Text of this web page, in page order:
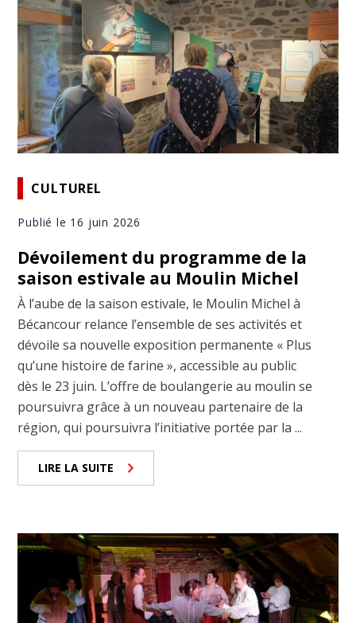
CULTUREL
Publié le 16 juin 2026
Dévoilement du programme de la
saison estivale au Moulin Michel
À l’aube de la saison estivale, le Moulin Michel à
Bécancour relance l’ensemble de ses activités et
dévoile sa nouvelle exposition permanente « Plus
qu’une histoire de farine », accessible au public
dès le 23 juin. L’offre de boulangerie au moulin se
poursuivra grâce à un nouveau partenaire de la
région, qui poursuivra l’initiative portée par la ...
LIRE LA SUITE